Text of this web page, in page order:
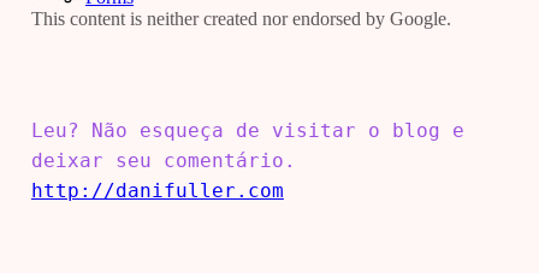
Leu? Não esqueça de visitar o blog e
deixar seu comentário.
http://danifuller.com